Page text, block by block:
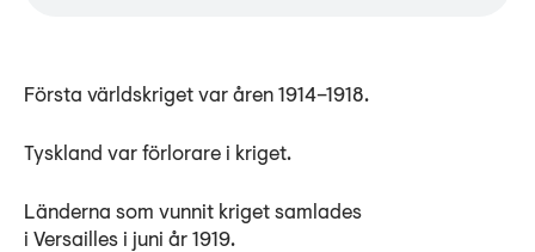
Första världskriget var åren 1914–1918.
Tyskland var förlorare i kriget.
Länderna som vunnit kriget samlades
i Versailles i juni år 1919.